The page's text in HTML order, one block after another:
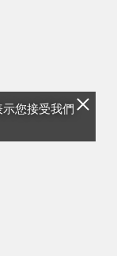
您接受我們